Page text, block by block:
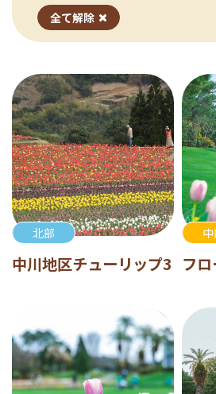
全て解除
北部
中川地区チューリップ3 フ